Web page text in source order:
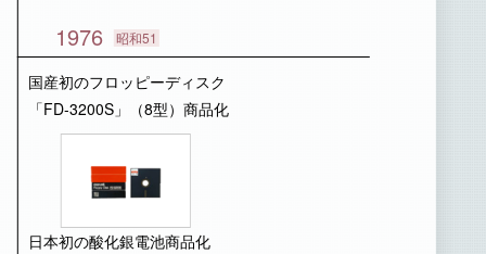
1976 昭和51
国産初のフロッピーディスク
「FD-3200S」（8型）商品化
日本初の酸化銀電池商品化